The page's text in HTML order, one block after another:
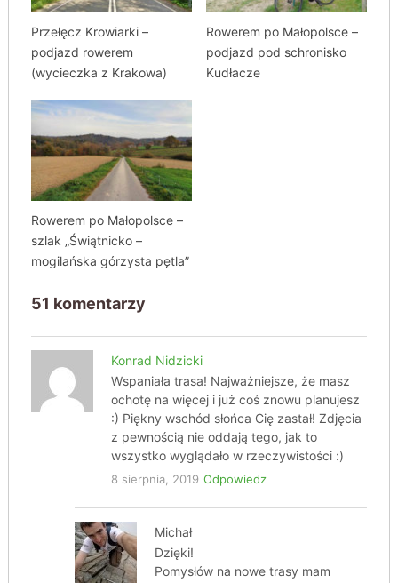
Przełęcz Krowiarki –
podjazd rowerem
(wycieczka z Krakowa)
Rowerem po Małopolsce –
podjazd pod schronisko
Kudłacze
Rowerem po Małopolsce –
szlak „Świątnicko –
mogilańska górzysta pętla”
51 komentarzy
Konrad Nidzicki
Wspaniała trasa! Najważniejsze, że masz
ochotę na więcej i już coś znowu planujesz
:) Piękny wschód słońca Cię zastał! Zdjęcia
z pewnością nie oddają tego, jak to
wszystko wyglądało w rzeczywistości :)
8 sierpnia, 2019 Odpowiedz
Michał
Dzięki!
Pomysłów na nowe trasy mam